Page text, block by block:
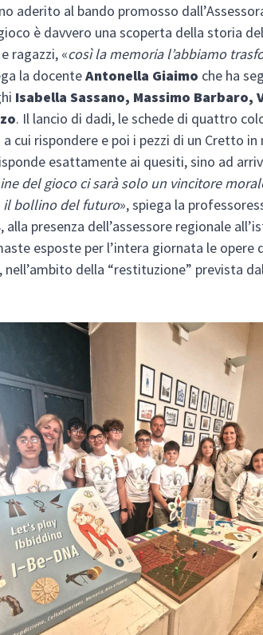
aderito al bando promosso
è davvero una scoperta della storia
ragazzi, «così la memoria l’abbiamo
la docenteAntonella Giaimo che ha
Isabella Sassano, Massimo Barbaro,
. Il lancio di dadi, le schede di quattro
cui rispondere e poi i pezzi di un Cretto in
esattamente ai quesiti, sino ad
del gioco ci sarà solo un vincitore
il bollino del futuro», spiega la
alla presenza dell’assessore regionale
esposte per l’intera giornata le
nell’ambito della “restituzione” prevista